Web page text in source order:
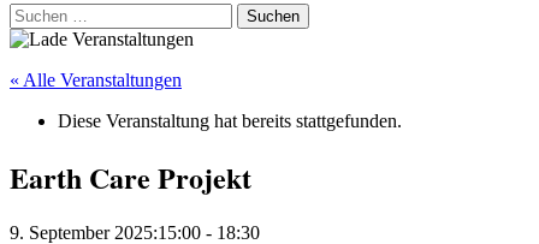
Suchen
nach:
« Alle Veranstaltungen
Diese Veranstaltung hat bereits stattgefunden.
Earth Care Projekt
9. September 2025:15:00 - 18:30